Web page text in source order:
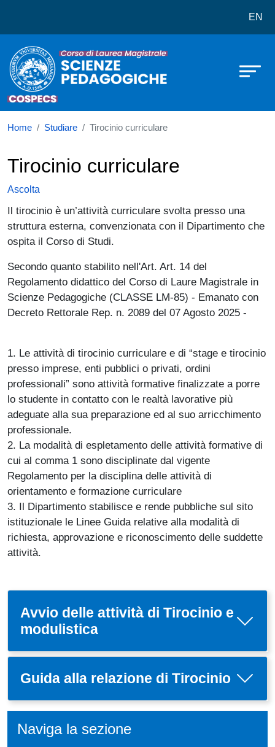
Corso di laurea in Scienze EN
Home Studiare Tirocinio curriculare
Tirocinio curriculare
Ascolta
Il tirocinio è un’attività curriculare svolta presso una
struttura esterna, convenzionata con il Dipartimento che
ospita il Corso di Studi.
Secondo quanto stabilito nell'Art. Art. 14 del
Regolamento didattico del Corso di Laure Magistrale in
Scienze Pedagogiche (CLASSE LM-85) - Emanato con
Decreto Rettorale Rep. n. 2089 del 07 Agosto 2025 -
1. Le attività di tirocinio curriculare e di “stage e tirocinio
presso imprese, enti pubblici o privati, ordini
professionali” sono attività formative finalizzate a porre
lo studente in contatto con le realtà lavorative più
adeguate alla sua preparazione ed al suo arricchimento
professionale.
2. La modalità di espletamento delle attività formative di
cui al comma 1 sono disciplinate dal vigente
Regolamento per la disciplina delle attività di
orientamento e formazione curriculare
3. Il Dipartimento stabilisce e rende pubbliche sul sito
istituzionale le Linee Guida relative alla modalità di
richiesta, approvazione e riconoscimento delle suddette
attività.
Avvio delle attività di Tirocinio e
modulistica
Guida alla relazione di Tirocinio
Naviga la sezione